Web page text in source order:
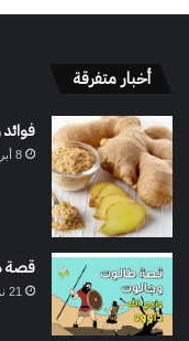
أخبار متفرقة
8 أبريل، 2025
قصة داود
21 نوفمبر، 2024